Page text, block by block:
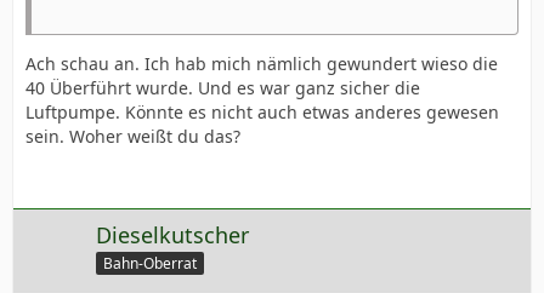
Ach schau an. Ich hab mich nämlich gewundert wieso die
40 Überführt wurde. Und es war ganz sicher die
Luftpumpe. Könnte es nicht auch etwas anderes gewesen
sein. Woher weißt du das?
Dieselkutscher
Bahn-Oberrat